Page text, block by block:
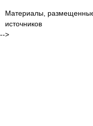
Материалы,
источников
-->